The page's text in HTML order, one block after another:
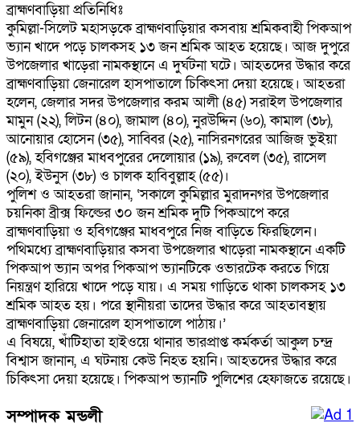
ব্রাহ্মণবাড়িয়া প্রতিনিধিঃ
কুমিল্লা-সিলেট মহাসড়কে ব্রাহ্মণবাড়িয়ার কসবায় শ্রমিকবাহী পিকআপ
ভ্যান খাদে পড়ে চালকসহ ১৩ জন শ্রমিক আহত হয়েছে। আজ দুপুরে
উপজেলার খাড়েরা নামকস্থানে এ দুর্ঘটনা ঘটে। আহতদের উদ্ধার করে
ব্রাহ্মণবাড়িয়া জেনারেল হাসপাতালে চিকিৎসা দেয়া হয়েছে। আহতরা
হলেন, জেলার সদর উপজেলার করম আলী (৪৫) সরাইল উপজেলার
মামুন (২২), লিটন (৪০), জামাল (৪০), নুরউদ্দিন (৬০), কামাল (৩৮),
আনোয়ার হোসেন (৩৫), সাব্বির (২৫), নাসিরনগরের আজিজ ভুইয়া
(৫৯), হবিগঞ্জের মাধবপুরের দেলোয়ার (১৯), রুবেল (৩৫), রাসেল
(২০), ইউনুস (৩৮) ও চালক হাবিবুল্লাহ (৫৫)।
পুলিশ ও আহতরা জানান, ‘সকালে কুমিল্লার মুরাদনগর উপজেলার
চয়নিকা ব্রীক্স ফিল্ডের ৩০ জন শ্রমিক দুটি পিকআপে করে
ব্রাহ্মণবাড়িয়া ও হবিগঞ্জের মাধবপুরে নিজ বাড়িতে ফিরছিলেন।
পথিমধ্যে ব্রাহ্মণবাড়িয়ার কসবা উপজেলার খাড়েরা নামকস্থানে একটি
পিকআপ ভ্যান অপর পিকআপ ভ্যানটিকে ওভারটেক করতে গিয়ে
নিয়ন্ত্রণ হারিয়ে খাদে পড়ে যায়। এ সময় গাড়িতে থাকা চালকসহ ১৩
শ্রমিক আহত হয়। পরে স্থানীয়রা তাদের উদ্ধার করে আহতাবস্থায়
ব্রাহ্মণবাড়িয়া জেনারেল হাসপাতালে পাঠায়।’
এ বিষয়ে, খাঁটিহাতা হাইওয়ে থানার ভারপ্রাপ্ত কর্মকর্তা আকুল চন্দ্র
বিশ্বাস জানান, এ ঘটনায় কেউ নিহত হয়নি। আহতদের উদ্ধার করে
চিকিৎসা দেয়া হয়েছে। পিকআপ ভ্যানটি পুলিশের হেফাজতে রয়েছে।
সম্পাদক মন্ডলী